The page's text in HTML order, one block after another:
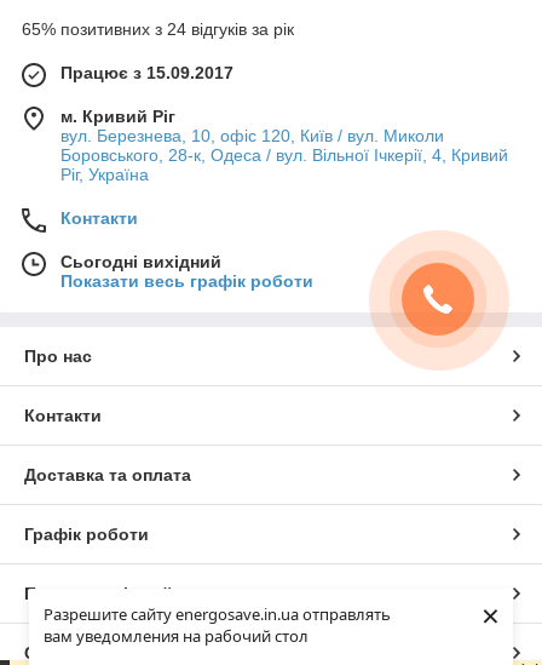
Разрешите сайту energosave.in.ua отправлять
вам уведомления на рабочий стол
×
65% позитивних з 24 відгуків за рік
Працює з 15.09.2017
м. Кривий Ріг
вул. Березнева, 10, офіс 120, Київ / вул. Миколи
Боровського, 28-к, Одеса / вул. Вільної Ічкерії, 4, Кривий
Ріг, Україна
Контакти
Сьогодні вихідний
Показати весь графік роботи
Про нас
Контакти
Доставка та оплата
Графік роботи
Повна версія сайту
Сайт створено на маркетплейсі